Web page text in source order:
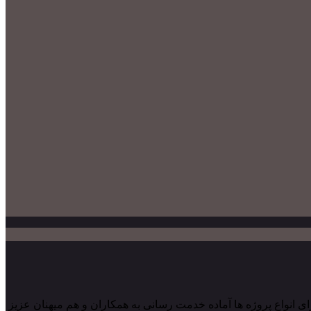
و اجرای انواع پروژه ها آماده خدمت رسانی به همکاران و هم میهنان عزیز